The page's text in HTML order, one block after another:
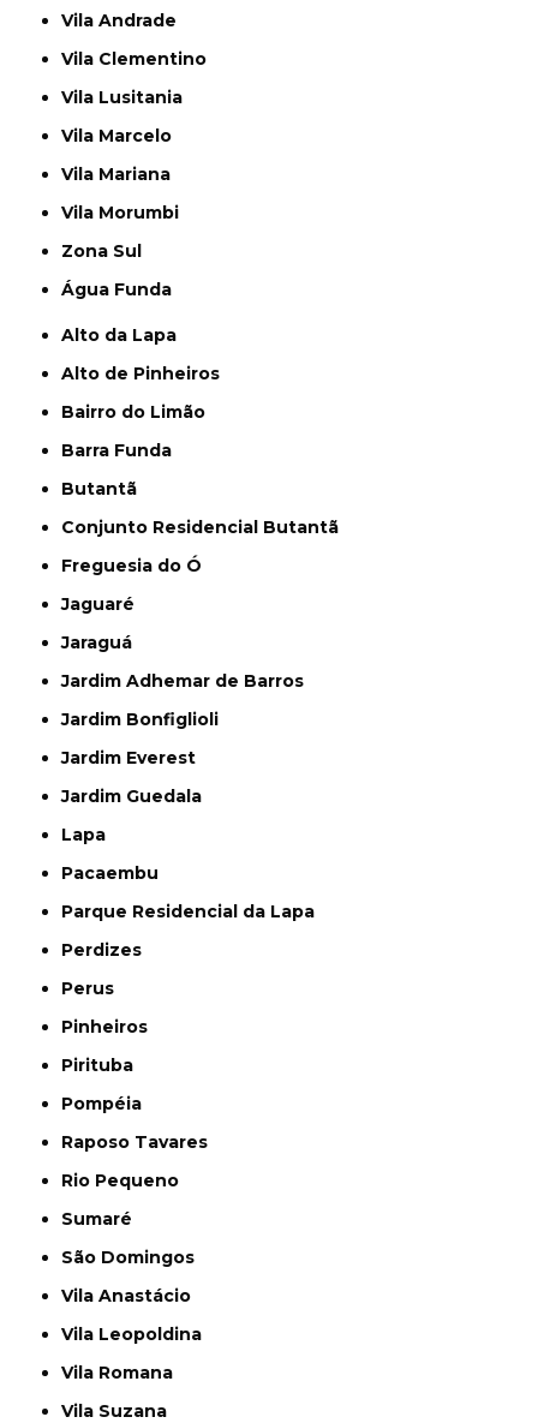
Vila Andrade
Vila Clementino
Vila Lusitania
Vila Marcelo
Vila Mariana
Vila Morumbi
Zona Sul
Água Funda
Alto da Lapa
Alto de Pinheiros
Bairro do Limão
Barra Funda
Butantã
Conjunto Residencial Butantã
Freguesia do Ó
Jaguaré
Jaraguá
Jardim Adhemar de Barros
Jardim Bonfiglioli
Jardim Everest
Jardim Guedala
Lapa
Pacaembu
Parque Residencial da Lapa
Perdizes
Perus
Pinheiros
Pirituba
Pompéia
Raposo Tavares
Rio Pequeno
Sumaré
São Domingos
Vila Anastácio
Vila Leopoldina
Vila Romana
Vila Suzana